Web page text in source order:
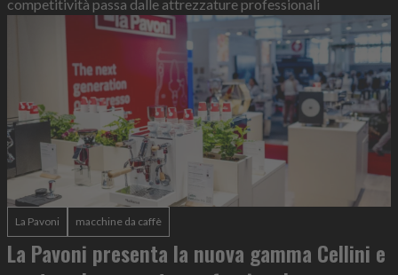
competitività passa dalle attrezzature professionali
La Pavoni macchine da caffè
La Pavoni presenta la nuova gamma Cellini e